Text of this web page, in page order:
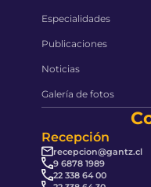
Especialidades
Publicaciones
Noticias
Galería de fotos
Recepción
recepcion@gantz.cl
9 6878 1989
22 338 64 00